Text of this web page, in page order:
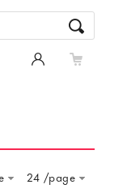
24 /page